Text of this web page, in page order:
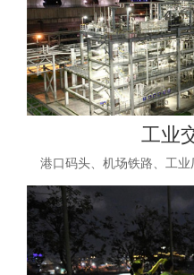
工业
港口码头、机场铁路、工